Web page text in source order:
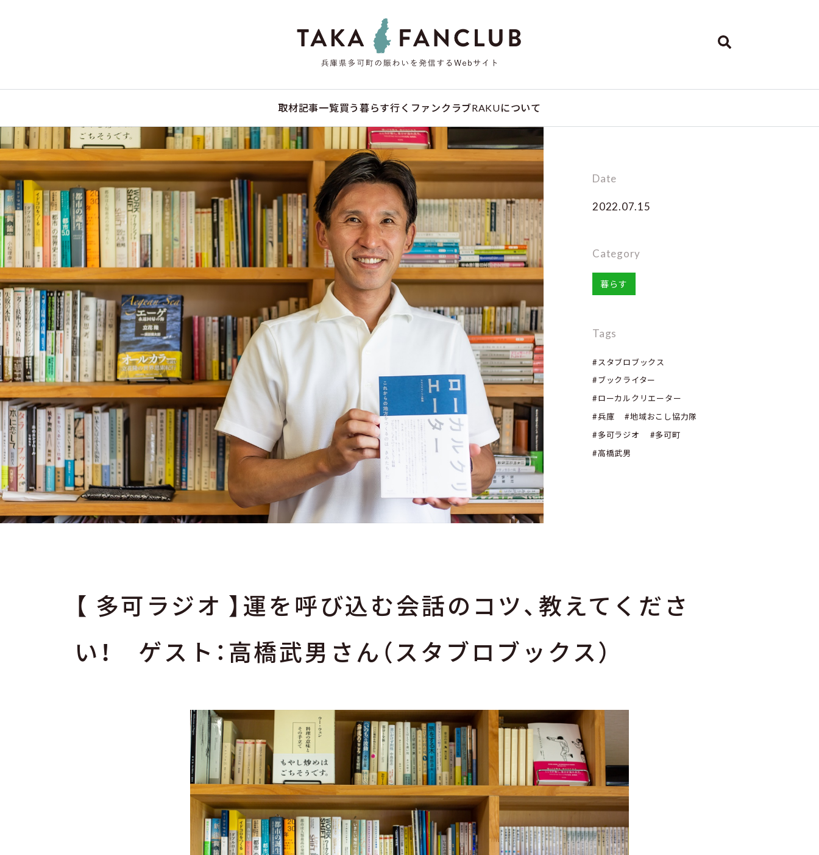
取材記事一覧買う 暮らす行く ファンクラブRAKUについて
Date
2022.07.15
Category
暮らす
Tags
#スタブロブックス
#ブックライター
#ローカルクリエーター
#兵庫
#地域おこし協力隊
#多可ラジオ
#多可町
#高橋武男
【 多可ラジオ 】運を呼び込む会話のコツ、教えてくださ
い！ ゲスト：高橋武男さん（スタブロブックス）